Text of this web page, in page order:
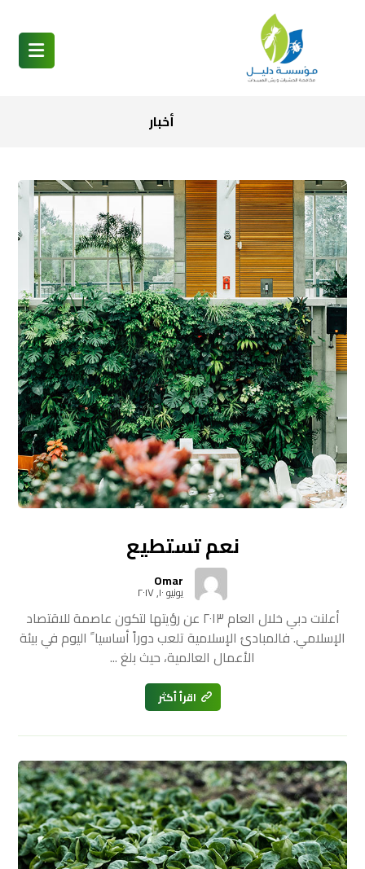
أخبار
نعم تستطيع
Omar
يونيو ١٠, ٢٠١٧
أعلنت دبي خلال العام ٢٠١٣ عن رؤيتها لتكون عاصمة للاقتصاد
الإسلامي. فالمبادئ الإسلامية تلعب دوراً أساسيا ً اليوم في بيئة
الأعمال العالمية، حيث بلغ ...
اقرأ أكثر